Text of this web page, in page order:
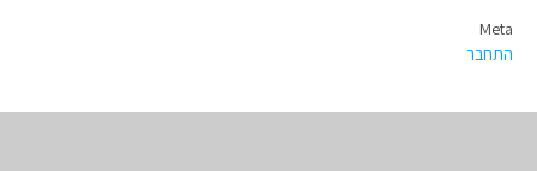
Meta
התחבר